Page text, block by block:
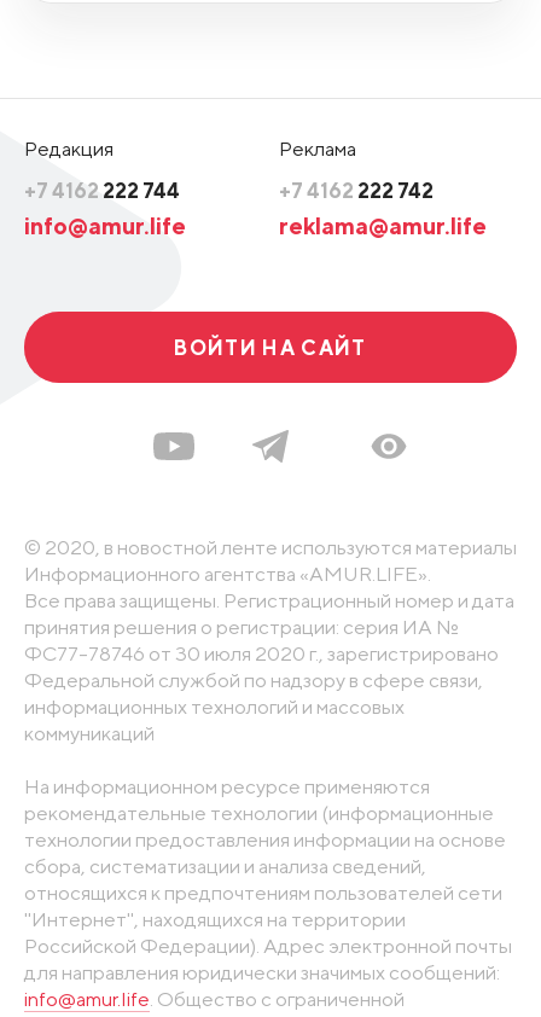
Редакция
+7 4162 222 744
info@amur.life
Реклама
+7 4162 222 742
reklama@amur.life
ВОЙТИ НА САЙТ
© 2020, в новостной ленте используются материалы
Информационного агентства «AMUR.LIFE».
Все права защищены. Регистрационный номер и дата
принятия решения о регистрации: серия ИА №
ФС77-78746 от 30 июля 2020 г., зарегистрировано
Федеральной службой по надзору в сфере связи,
информационных технологий и массовых
коммуникаций
На информационном ресурсе применяются
рекомендательные технологии (информационные
технологии предоставления информации на основе
сбора, систематизации и анализа сведений,
относящихся к предпочтениям пользователей сети
"Интернет", находящихся на территории
Российской Федерации). Адрес электронной почты
для направления юридически значимых сообщений:
info@amur.life . Общество с ограниченной